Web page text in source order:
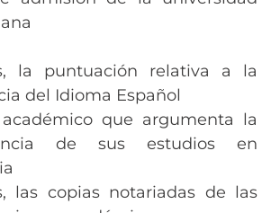
la puntuación relativa a la
del Idioma Español
académico que argumenta la
de sus estudios en
las copias notariadas de las